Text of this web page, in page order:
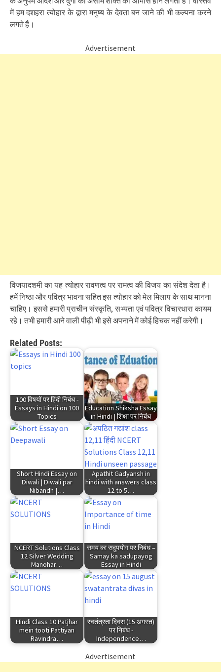
में हम दशहरा त्योहार के द्वारा मनुष्य के देवता बन जाने की भी कल्पना करने
लगते हैं।
Advertisement
विजयादशमी का यह त्योहार रावणत्व पर रामत्व की विजय का संदेश देता है।
हमें निष्ठा और पवित्र भावना सहित इस त्योहार को मेल मिलाप के साथ मानना
चाहिए। इससे हमारी प्राचीन संस्कृति, सभ्यता एवं पवित्र विचारधारा कायम
रहे। तभी हमारी आने वाली पीढ़ी भी इसे अपनाने में कोई हिचक नहीं करेगी।
Related Posts:
100 विषयों पर हिंदी निबंध -
Essays in Hindi on 100
Topics
Education Shiksha Essay
in Hindi | शिक्षा पर निबंध
Short Hindi Essay on
Diwali | Diwali par
Nibandh |…
Apathit Gadyansh in
hindi with answers class
12 to 5…
NCERT Solutions Class
12 Silver Wedding
Manohar…
समय का सदुपयोग पर निबंध –
Samay ka sadupayog
Essay in Hindi
Hindi Class 10 Patjhar
mein tooti Pattiyan
Ravindra…
स्वतंत्रता दिवस (15 अगस्त)
पर निबंध -
Independence…
Advertisement